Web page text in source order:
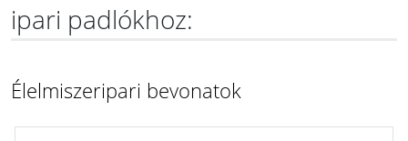
ipari padlókhoz:
Élelmiszeripari bevonatok